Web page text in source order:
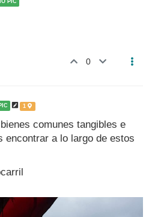
PIC
0
1
comunes tangibles e
encontrar a lo largo de estos